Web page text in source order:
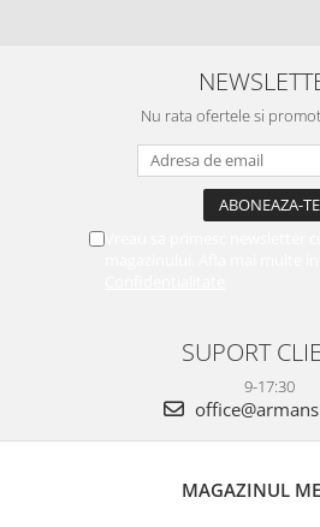
Nu rata ofertele si
SUPORT
9-17:30
MAGAZINUL